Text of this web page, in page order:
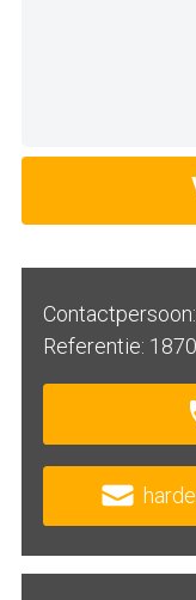
Referentie: